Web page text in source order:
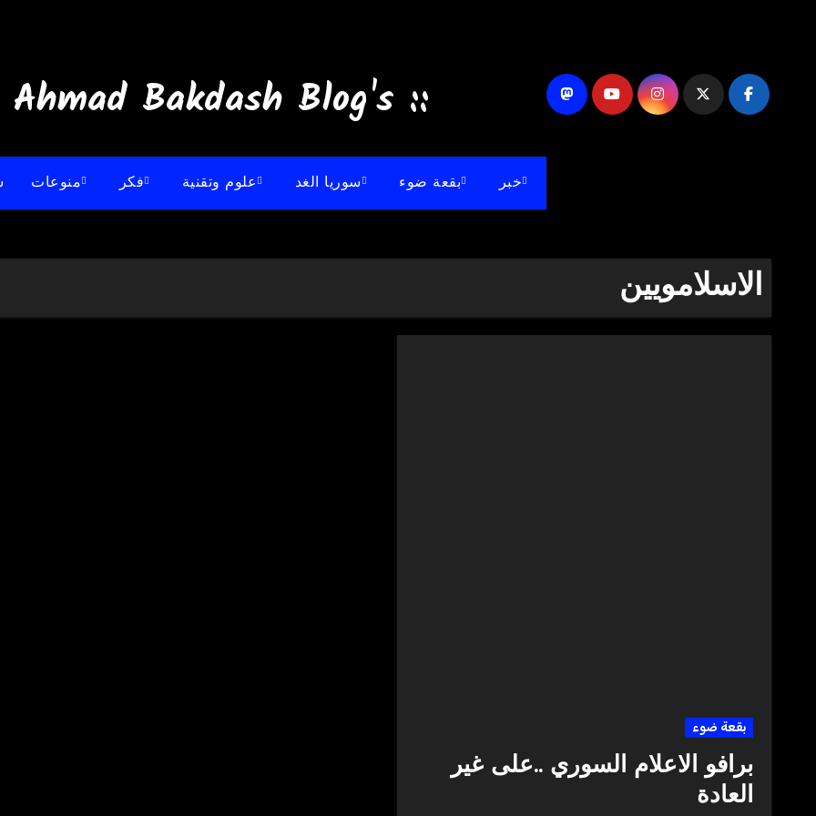
:: Ahmad Bakdash Blog's ::
خبر بقعة ضوء سوريا الغد علوم وتقنية فكر منوعات
الاسلامويين
بقعة ضوء
برافو الاعلام السوري ..على غير
العادة